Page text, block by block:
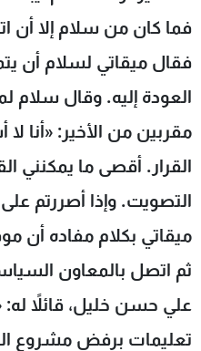
فما كان من سلام إلا أن
فقال ميقاتي لسلام أن
العودة إليه. وقال سلام
مقربين من الأخير: «أنا
القرار. أقصى ما يمكنني
التصويت. وإذا أصررتم
ميقاتي بكلام مفاده أن
ثم اتصل بالمعاون
علي حسن خليل، قائلاً له:
تعليمات برفض مشروع